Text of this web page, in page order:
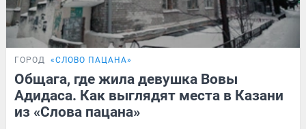
ГОРОД «СЛОВО ПАЦАНА»
Общага, где жила девушка Вовы
Адидаса. Как выглядят места в Казани
из «Слова пацана»